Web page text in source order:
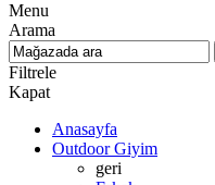
Menu
Arama
Filtrele
Kapat
Anasayfa
Outdoor Giyim
geri